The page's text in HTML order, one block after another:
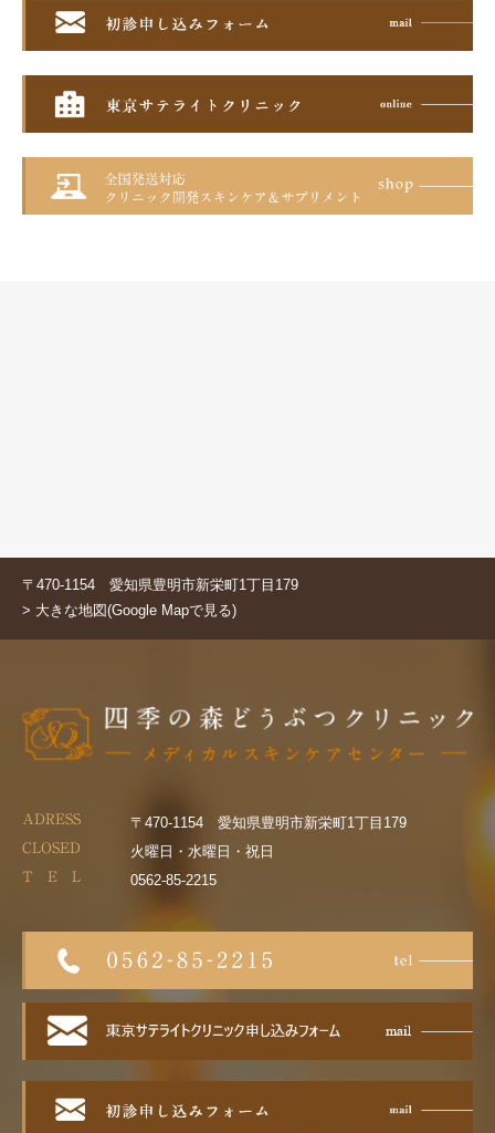
〒470-1154 愛知県豊明市新栄町1丁目179
> 大きな地図(Google Mapで見る)
ADRESS 〒470-1154 愛知県豊明市新栄町1丁目179
CLOSED 火曜日・水曜日・祝日
T E L 0562-85-2215